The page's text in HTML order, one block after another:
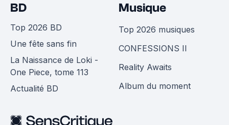
BD
Top 2026 BD
Une fête sans fin
La Naissance de Loki -
One Piece, tome 113
Actualité BD
Musique
Top 2026 musiques
CONFESSIONS II
Reality Awaits
Album du moment